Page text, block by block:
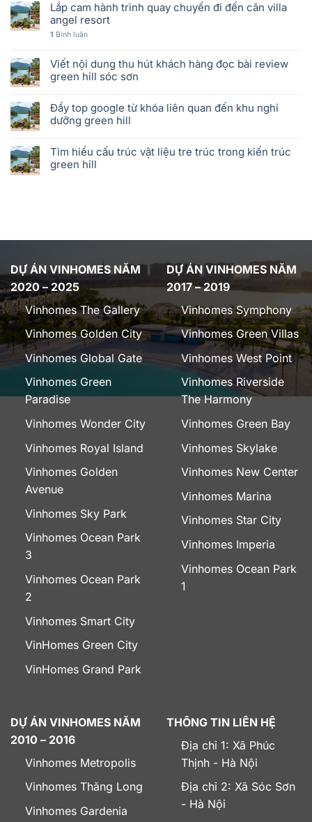
Lắp cam hành trình quay chuyến đi đến căn villa
angel resort
1 Bình luận
Viết nội dung thu hút khách hàng đọc bài review
green hill sóc sơn
Đẩy top google từ khóa liên quan đến khu nghỉ
dưỡng green hill
Tìm hiểu cấu trúc vật liệu tre trúc trong kiến trúc
green hill
DỰ ÁN VINHOMES NĂM
2020 – 2025
Vinhomes The Gallery
Vinhomes Golden City
Vinhomes Global Gate
Vinhomes Green
Paradise
Vinhomes Wonder City
Vinhomes Royal Island
Vinhomes Golden
Avenue
Vinhomes Sky Park
Vinhomes Ocean Park
3
Vinhomes Ocean Park
2
Vinhomes Smart City
VinHomes Green City
VinHomes Grand Park
DỰ ÁN VINHOMES NĂM
2017 – 2019
Vinhomes Symphony
Vinhomes Green Villas
Vinhomes West Point
Vinhomes Riverside
The Harmony
Vinhomes Green Bay
Vinhomes Skylake
Vinhomes New Center
Vinhomes Marina
Vinhomes Star City
Vinhomes Imperia
Vinhomes Ocean Park
1
DỰ ÁN VINHOMES NĂM
2010 – 2016
Vinhomes Metropolis
Vinhomes Thăng Long
Vinhomes Gardenia
THÔNG TIN LIÊN HỆ
Địa chỉ 1: Xã Phúc
Thịnh - Hà Nội
Địa chỉ 2: Xã Sóc Sơn
- Hà Nội